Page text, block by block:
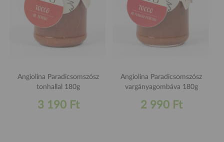
Angiolina Paradicsomszósz
tonhallal 180g
3 190 Ft
Angiolina Paradicsomszósz
vargányagombáva 180g
2 990 Ft